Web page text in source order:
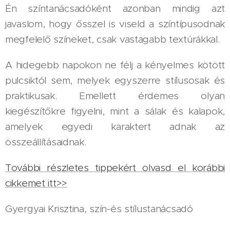
Én színtanácsadóként azonban mindig azt
javaslom, hogy ősszel is viseld a színtípusodnak
megfelelő színeket, csak vastagabb textúrákkal.
A hidegebb napokon ne félj a kényelmes kötött
pulcsiktól sem, melyek egyszerre stílusosak és
praktikusak. Emellett érdemes olyan
kiegészítőkre figyelni, mint a sálak és kalapok,
amelyek egyedi karaktert adnak az
összeállításaidnak.
További részletes tippekért olvasd el korábbi
cikkemet itt>>
Gyergyai Krisztina, szín-és stílustanácsadó